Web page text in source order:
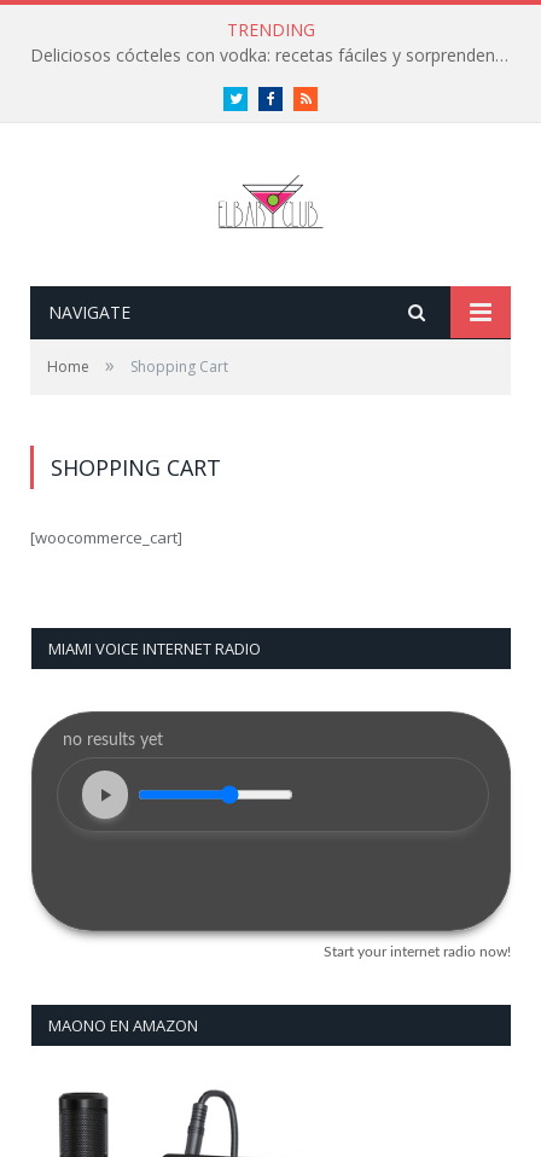
TRENDING
Deliciosos cócteles con vodka: recetas fáciles y sorprendentes
TwitterFacebookRSS
NAVIGATE
Home » Shopping Cart
SHOPPING CART
[woocommerce_cart]
MIAMI VOICE INTERNET RADIO
MAONO EN AMAZON